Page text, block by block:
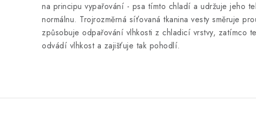
na principu vypařování - psa tímto chladí a udržuje jeho
normálnu. Trojrozměrná síťovaná tkanina vesty směruje
způsobuje odpařování vlhkosti z chladicí vrstvy, zatímco
odvádí vlhkost a zajišťuje tak pohodlí.